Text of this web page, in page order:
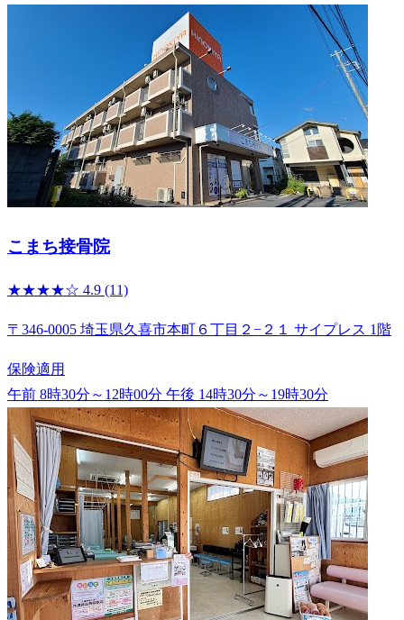
こまち接骨院
★★★★☆ 4.9 (11)
〒346-0005 埼玉県久喜市本町６丁目２−２１ サイプレス 1階
保険適用
午前 8時30分～12時00分 午後 14時30分～19時30分